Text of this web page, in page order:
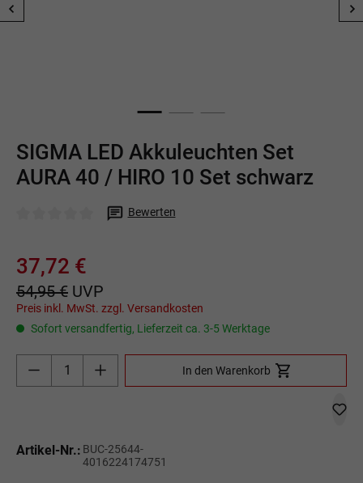
SIGMA LED Akkuleuchten Set
AURA 40 / HIRO 10 Set schwarz
Bewerten
37,72 €
54,95 € UVP
Preis inkl. MwSt. zzgl. Versandkosten
Sofort versandfertig, Lieferzeit ca. 3-5 Werktage
Produkt Anzahl: Gib den gewünschten Wert
In den Warenkorb
Artikel-Nr.: BUC-25644-
4016224174751